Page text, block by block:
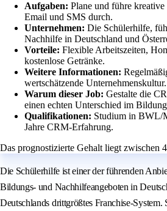
Aufgaben: Plane und führe
Email und SMS durch.
Unternehmen: Die Schülerhilfe,
Nachhilfe in Deutschland und
Vorteile: Flexible Arbeitszeiten,
kostenlose Getränke.
Weitere Informationen:
wertschätzende Unternehmenskultur.
Warum dieser Job: Gestalte die
einen echten Unterschied im
Qualifikationen: Studium in BWL/
Jahre CRM-Erfahrung.
Das prognostizierte Gehalt liegt zwischen
Die Schülerhilfe ist einer der führenden
Bildungs- und Nachhilfeangeboten in
Deutschlands drittgrößtes Franchise-System.